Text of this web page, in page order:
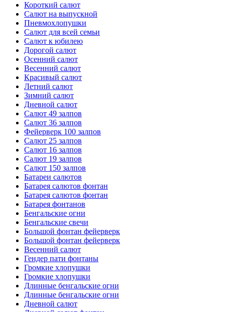
Короткий салют
Салют на выпускной
Пневмохлопушки
Салют для всей семьи
Салют к юбилею
Дорогой салют
Осенний салют
Весенний салют
Красивый салют
Летний салют
Зимний салют
Дневной салют
Салют 49 залпов
Салют 36 залпов
Фейерверк 100 залпов
Салют 25 залпов
Салют 16 залпов
Салют 19 залпов
Салют 150 залпов
Батареи салютов
Батарея салютов фонтан
Батарея салютов фонтан
Батарея фонтанов
Бенгальские огни
Бенгальские свечи
Большой фонтан фейерверк
Большой фонтан фейерверк
Весенний салют
Гендер пати фонтаны
Громкие хлопушки
Громкие хлопушки
Длинные бенгальские огни
Длинные бенгальские огни
Дневной салют